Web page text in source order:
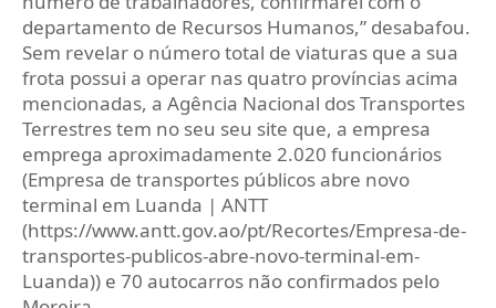
departamento de Recursos Humanos,” desabafou.
Sem revelar o número total de viaturas que a sua
frota possui a operar nas quatro províncias acima
mencionadas, a Agência Nacional dos Transportes
Terrestres tem no seu seu site que, a empresa
emprega aproximadamente 2.020 funcionários
(Empresa de transportes públicos abre novo
terminal em Luanda | ANTT
(https://www.antt.gov.ao/pt/Recortes/Empresa-de-
transportes-publicos-abre-novo-terminal-em-
Luanda)) e 70 autocarros não confirmados pelo